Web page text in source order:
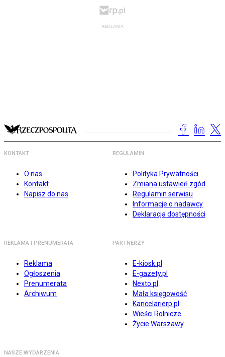
KONTAKT
O nas
Kontakt
Napisz do nas
REGULAMIN
Polityka Prywatności
Zmiana ustawień zgód
Regulamin serwisu
Informacje o nadawcy
Deklaracja dostępności
REKLAMA I PRENUMERATA
Reklama
Ogłoszenia
Prenumerata
Archiwum
PARTNERZY
E-kiosk.pl
E-gazety.pl
Nexto.pl
Mała księgowość
Kancelarierp.pl
Wieści Rolnicze
Życie Warszawy
NASZE WYDARZENIA